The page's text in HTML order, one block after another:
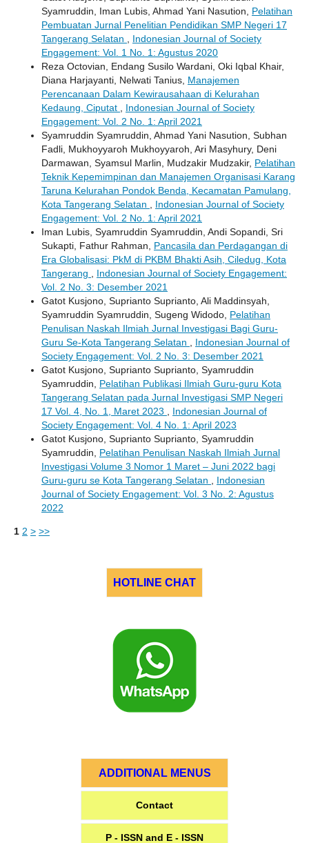
Syamruddin, Iman Lubis, Ahmad Yani Nasution, Pelatihan
Pembuatan Jurnal Penelitian Pendidikan SMP Negeri 17
Tangerang Selatan , Indonesian Journal of Society
Engagement: Vol. 1 No. 1: Agustus 2020
Reza Octovian, Endang Susilo Wardani, Oki Iqbal Khair,
Diana Harjayanti, Nelwati Tanius, Manajemen
Perencanaan Dalam Kewirausahaan di Kelurahan
Kedaung, Ciputat , Indonesian Journal of Society
Engagement: Vol. 2 No. 1: April 2021
Syamruddin Syamruddin, Ahmad Yani Nasution, Subhan
Fadli, Mukhoyyaroh Mukhoyyaroh, Ari Masyhury, Deni
Darmawan, Syamsul Marlin, Mudzakir Mudzakir, Pelatihan
Teknik Kepemimpinan dan Manajemen Organisasi Karang
Taruna Kelurahan Pondok Benda, Kecamatan Pamulang,
Kota Tangerang Selatan , Indonesian Journal of Society
Engagement: Vol. 2 No. 1: April 2021
Iman Lubis, Syamruddin Syamruddin, Andi Sopandi, Sri
Sukapti, Fathur Rahman, Pancasila dan Perdagangan di
Era Globalisasi: PkM di PKBM Bhakti Asih, Ciledug, Kota
Tangerang , Indonesian Journal of Society Engagement:
Vol. 2 No. 3: Desember 2021
Gatot Kusjono, Suprianto Suprianto, Ali Maddinsyah,
Syamruddin Syamruddin, Sugeng Widodo, Pelatihan
Penulisan Naskah Ilmiah Jurnal Investigasi Bagi Guru-
Guru Se-Kota Tangerang Selatan , Indonesian Journal of
Society Engagement: Vol. 2 No. 3: Desember 2021
Gatot Kusjono, Suprianto Suprianto, Syamruddin
Syamruddin, Pelatihan Publikasi Ilmiah Guru-guru Kota
Tangerang Selatan pada Jurnal Investigasi SMP Negeri
17 Vol. 4, No. 1, Maret 2023 , Indonesian Journal of
Society Engagement: Vol. 4 No. 1: April 2023
Gatot Kusjono, Suprianto Suprianto, Syamruddin
Syamruddin, Pelatihan Penulisan Naskah Ilmiah Jurnal
Investigasi Volume 3 Nomor 1 Maret – Juni 2022 bagi
Guru-guru se Kota Tangerang Selatan , Indonesian
Journal of Society Engagement: Vol. 3 No. 2: Agustus
2022
1 2 > >>
HOTLINE CHAT
ADDITIONAL MENUS
Contact
P - ISSN and E - ISSN